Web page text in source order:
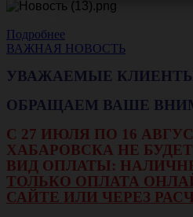
Подробнее
ВАЖНАЯ НОВОСТЬ
УВАЖАЕМЫЕ
ОБРАЩАЕМ ВАШЕ
С 27 ИЮЛЯ ПО 16
ХАБАРОВСКА НЕ
ВИД ОПЛАТЫ:
ТОЛЬКО ОПЛАТА
САЙТЕ ИЛИ ЧЕРЕЗ